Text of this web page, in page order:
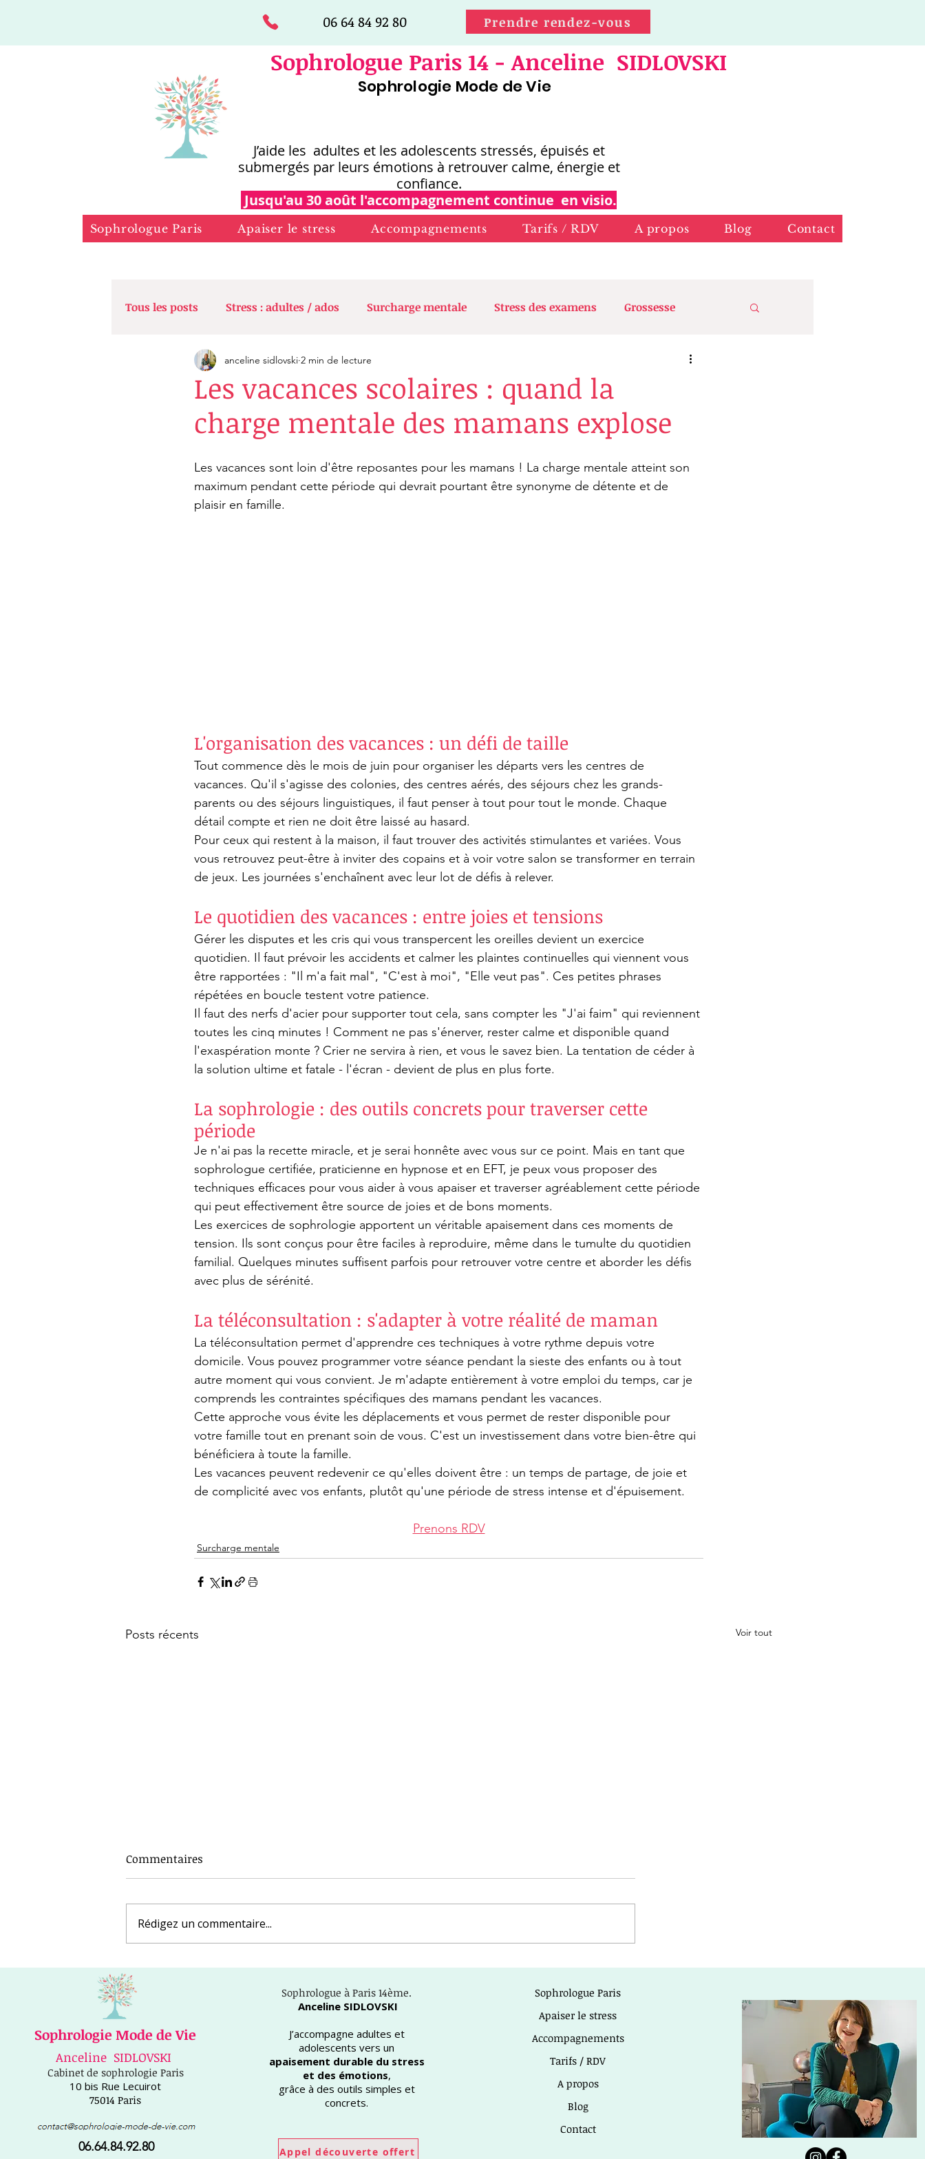
06 64 84 92 80 Prendre rendez-vous
Sophrologue Paris 14 - Anceline SIDLOVSKI
J’aide les adultes et les adolescents stressés, épuisés et
submergés par leurs émotions à retrouver calme, énergie et
confiance.
Jusqu'au 30 août l'accompagnement continue en visio.
Sophrologie Mode de Vie
Sophrologue Paris Apaiser le stress Accompagnements Tarifs / RDV A propos Blog Contact
Tous les posts Stress : adultes / ados Surcharge mentale Stress des examens Grossesse
Vivre sereinement son accouchement
Peurs et angoisses Dérèglement alimentaire Acouphène Le sommeil La confiance en soi
Les vacances scolaires : quand la
charge mentale des mamans explose
anceline sidlovski 2 min de lecture
Les vacances sont loin d'être reposantes pour les mamans ! La charge mentale atteint son
maximum pendant cette période qui devrait pourtant être synonyme de détente et de
plaisir en famille.
L'organisation des vacances : un défi de taille
Tout commence dès le mois de juin pour organiser les départs vers les centres de
vacances. Qu'il s'agisse des colonies, des centres aérés, des séjours chez les grands-
parents ou des séjours linguistiques, il faut penser à tout pour tout le monde. Chaque
détail compte et rien ne doit être laissé au hasard.
Pour ceux qui restent à la maison, il faut trouver des activités stimulantes et variées. Vous
vous retrouvez peut-être à inviter des copains et à voir votre salon se transformer en terrain
de jeux. Les journées s'enchaînent avec leur lot de défis à relever.
Le quotidien des vacances : entre joies et tensions
Gérer les disputes et les cris qui vous transpercent les oreilles devient un exercice
quotidien. Il faut prévoir les accidents et calmer les plaintes continuelles qui viennent vous
être rapportées : "Il m'a fait mal", "C'est à moi", "Elle veut pas". Ces petites phrases
répétées en boucle testent votre patience.
Il faut des nerfs d'acier pour supporter tout cela, sans compter les "J'ai faim" qui reviennent
toutes les cinq minutes ! Comment ne pas s'énerver, rester calme et disponible quand
l'exaspération monte ? Crier ne servira à rien, et vous le savez bien. La tentation de céder à
la solution ultime et fatale - l'écran - devient de plus en plus forte.
La sophrologie : des outils concrets pour traverser cette
période
Je n'ai pas la recette miracle, et je serai honnête avec vous sur ce point. Mais en tant que
sophrologue certifiée, praticienne en hypnose et en EFT, je peux vous proposer des
techniques efficaces pour vous aider à vous apaiser et traverser agréablement cette période
qui peut effectivement être source de joies et de bons moments.
Les exercices de sophrologie apportent un véritable apaisement dans ces moments de
tension. Ils sont conçus pour être faciles à reproduire, même dans le tumulte du quotidien
familial. Quelques minutes suffisent parfois pour retrouver votre centre et aborder les défis
avec plus de sérénité.
La téléconsultation : s'adapter à votre réalité de maman
La téléconsultation permet d'apprendre ces techniques à votre rythme depuis votre
domicile. Vous pouvez programmer votre séance pendant la sieste des enfants ou à tout
autre moment qui vous convient. Je m'adapte entièrement à votre emploi du temps, car je
comprends les contraintes spécifiques des mamans pendant les vacances.
Cette approche vous évite les déplacements et vous permet de rester disponible pour
votre famille tout en prenant soin de vous. C'est un investissement dans votre bien-être qui
bénéficiera à toute la famille.
Les vacances peuvent redevenir ce qu'elles doivent être : un temps de partage, de joie et
de complicité avec vos enfants, plutôt qu'une période de stress intense et d'épuisement.
Prenons RDV
Surcharge mentale
Posts récents Voir tout
Sophrologie à Paris 14:
angoisses durablement !
Pourquoi parler de “fatigue
Les fêtes de famille
Commentaires
Rédigez un commentaire...
Sophrologie Mode de Vie
Anceline SIDLOVSKI
Cabinet de sophrologie Paris
10 bis Rue Lecuirot
75014 Paris
06.64.84.92.80
Sophrologue à Paris 14ème.
Anceline SIDLOVSKI
J’accompagne adultes et
adolescents vers un
apaisement durable du stress
et des émotions,
grâce à des outils simples et
concrets.
Appel découverte offert
Sophrologue Paris
Apaiser le stress
Accompagnements
Tarifs / RDV
A propos
Blog
Contact